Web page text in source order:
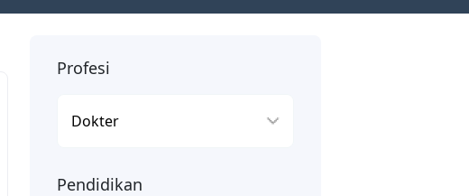
Profesi
Pendidikan